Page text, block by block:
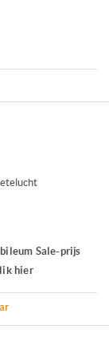
Sale-prijs
hier